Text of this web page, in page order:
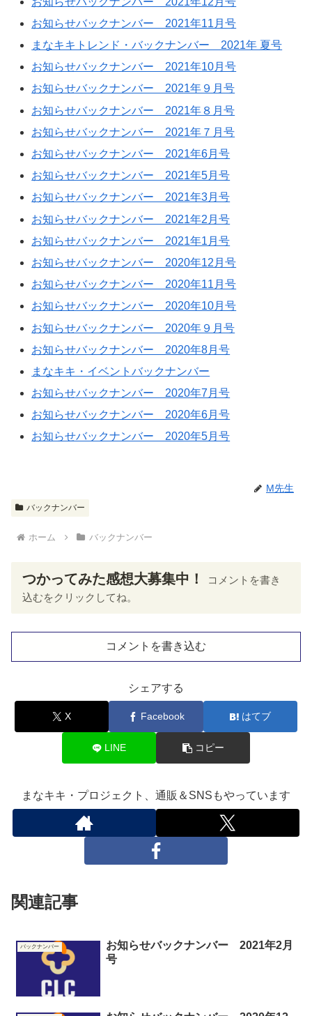
お知らせバックナンバー 2021年11月号
まなキキトレンド・バックナンバー 2021年 夏号
お知らせバックナンバー 2021年10月号
お知らせバックナンバー 2021年９月号
お知らせバックナンバー 2021年８月号
お知らせバックナンバー 2021年７月号
お知らせバックナンバー 2021年6月号
お知らせバックナンバー 2021年5月号
お知らせバックナンバー 2021年3月号
お知らせバックナンバー 2021年2月号
お知らせバックナンバー 2021年1月号
お知らせバックナンバー 2020年12月号
お知らせバックナンバー 2020年11月号
お知らせバックナンバー 2020年10月号
お知らせバックナンバー 2020年９月号
お知らせバックナンバー 2020年8月号
まなキキ・イベントバックナンバー
お知らせバックナンバー 2020年7月号
お知らせバックナンバー 2020年6月号
お知らせバックナンバー 2020年5月号
M先生
バックナンバー
ホーム バックナンバー
つかってみた感想大募集中！
コメントを書き
込むをクリックしてね。
コメントを書き込む
シェアする
X Facebook はてブ
LINE コピー
まなキキ・プロジェクト、通販＆SNSもやっています
関連記事
バックナンバー
お知らせバックナンバー 2021年2月
号